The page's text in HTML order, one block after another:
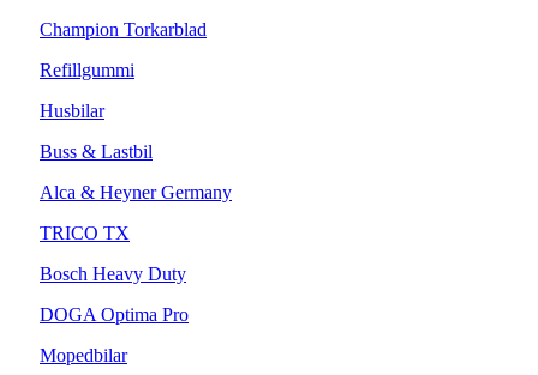
Champion Torkarblad
Refillgummi
Husbilar
Buss & Lastbil
Alca & Heyner Germany
TRICO TX
Bosch Heavy Duty
DOGA Optima Pro
Mopedbilar